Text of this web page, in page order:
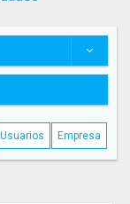
Usuarios Empresa